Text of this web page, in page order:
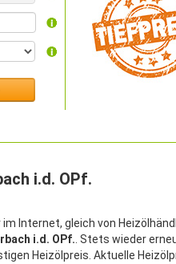
i.d. OPf.
Internet, gleich von
i.d. OPf. . Stets wieder
Heizölpreis. Aktuelle